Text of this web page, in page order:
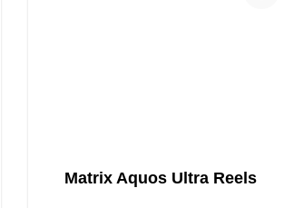
Matrix Aquos Ultra Reels